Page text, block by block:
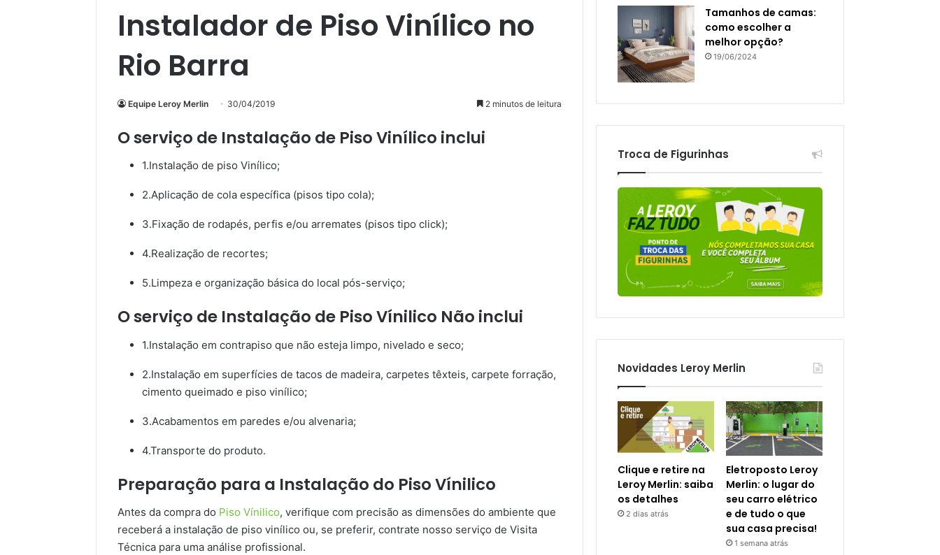
Instalador de Piso Vinílico no
Rio Barra
Equipe Leroy Merlin 30/04/2019 2 minutos de leitura
O serviço de Instalação de Piso Vinílico inclui
1.Instalação de piso Vinílico;
2.Aplicação de cola específica (pisos tipo cola);
3.Fixação de rodapés, perfis e/ou arremates (pisos tipo click);
4.Realização de recortes;
5.Limpeza e organização básica do local pós-serviço;
O serviço de Instalação de Piso Vínilico Não inclui
1.Instalação em contrapiso que não esteja limpo, nivelado e seco;
2.Instalação em superfícies de tacos de madeira, carpetes têxteis, carpete forração,
cimento queimado e piso vinílico;
3.Acabamentos em paredes e/ou alvenaria;
4.Transporte do produto.
Preparação para a Instalação do Piso Vínilico
Antes da compra do Piso Vínilico, verifique com precisão as dimensões do ambiente que
receberá a instalação de piso vinílico ou, se preferir, contrate nosso serviço de Visita
Técnica para uma análise profissional.
Tamanhos de camas:
como escolher a
melhor opção?
19/06/2024
Troca de Figurinhas
Novidades Leroy Merlin
Clique e retire na
Leroy Merlin: saiba
os detalhes
2 dias atrás
Eletroposto Leroy
Merlin: o lugar do
seu carro elétrico
e de tudo o que
sua casa precisa!
1 semana atrás